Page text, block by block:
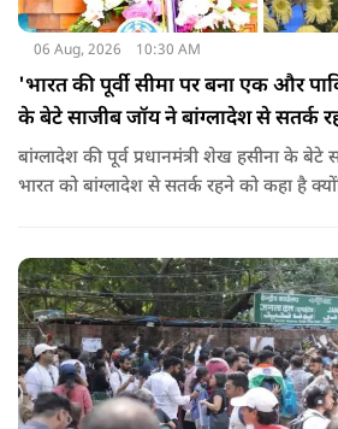
06 Aug, 2026 10:30 AM
'भारत की पूर्वी सीमा पर बना एक और
के बेटे साजीब जॉय ने बांग्लादेश से सतर्क
बांग्लादेश की पूर्व प्रधानमंत्री शेख हसीना के बेटे
भारत को बांग्लादेश से सतर्क रहने को कहा है
होना चाहिए.